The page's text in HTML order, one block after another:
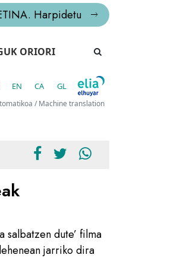
Harpidetu
ORIORI
EN CA GL
/ Machine translation
salbatzen dute’ filma
jarriko dira